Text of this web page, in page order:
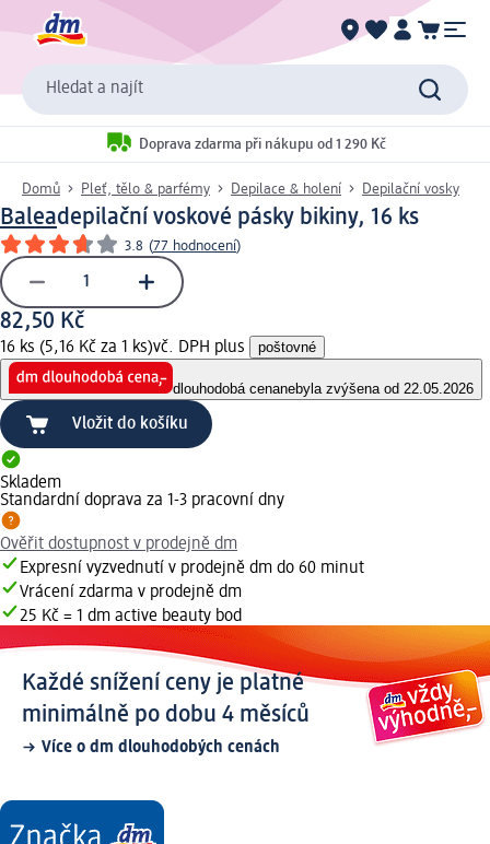
Hledat a najít
Doprava zdarma při nákupu od 1 290 Kč
Domů Pleť, tělo & parfémy Depilace & holení Depilační vosky
Baleadepilační voskové pásky bikiny, 16 ks
3.8 (77 hodnocení)
82,50 Kč
16 ks (5,16 Kč za 1 ks)vč. DPH plus poštovné
dlouhodobá cenanebyla zvýšena od 22.05.2026
Vložit do košíku
Skladem
Standardní doprava za 1-3 pracovní dny
Ověřit dostupnost v prodejně dm
Expresní vyzvednutí v prodejně dm do 60 minut
Vrácení zdarma v prodejně dm
25 Kč = 1 dm active beauty bod
Každé snížení ceny je platné
minimálně po dobu 4 měsíců
Více o dm dlouhodobých cenách